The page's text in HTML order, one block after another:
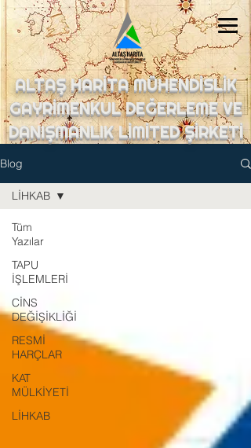
ALTAŞ HARİTA MÜHENDİSLİK
GAYRİMENKUL DEĞERLEME VE
DANIŞMANLIK LİMİTED ŞİRKETİ
Blog
Tüm
Yazılar
TAPU
İŞLEMLERİ
CİNS
DEĞİŞİKLİĞİ
RESMİ
HARÇLAR
KAT
MÜLKİYETİ
LİHKAB
LİHKAB